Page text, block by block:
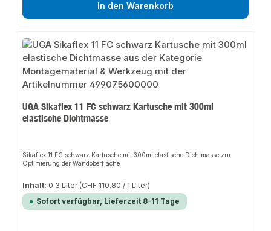
In den Warenkorb
UGA Sikaflex 11 FC schwarz Kartusche mit 300ml
elastische Dichtmasse
Sikaflex 11 FC schwarz Kartusche mit 300ml elastische Dichtmasse zur
Optimierung der Wandoberfläche
Inhalt: 0.3 Liter (CHF 110.80 / 1 Liter)
Sofort verfügbar, Lieferzeit 8-11 Tage